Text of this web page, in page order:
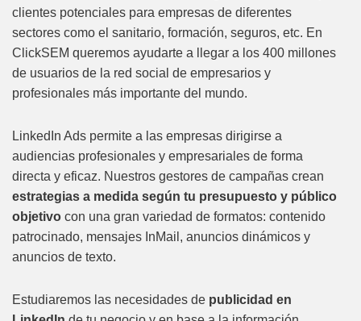
clientes potenciales para empresas de diferentes
sectores como el sanitario, formación, seguros, etc. En
ClickSEM queremos ayudarte a llegar a los 400 millones
de usuarios de la red social de empresarios y
profesionales más importante del mundo.
LinkedIn Ads permite a las empresas dirigirse a
audiencias profesionales y empresariales de forma
directa y eficaz. Nuestros gestores de campañas crean
estrategias a medida según tu presupuesto y público
objetivo con una gran variedad de formatos: contenido
patrocinado, mensajes InMail, anuncios dinámicos y
anuncios de texto.
Estudiaremos las necesidades de publicidad en